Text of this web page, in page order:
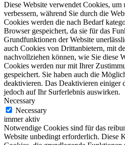
Diese Website verwendet Cookies, um
verbessern, während Sie durch die
Cookies werden die nach Bedarf
Browser gespeichert, da sie für das
Grundfunktionen der Website
auch Cookies von Drittanbietern, mit
nachvollziehen können, wie Sie diese
Cookies werden nur mit Ihrer
gespeichert. Sie haben auch die
deaktivieren. Das Deaktivieren einiger
jedoch auf Ihr Surferlebnis auswirken.
Necessary
Necessary
immer aktiv
Notwendige Cookies sind für das
Website unbedingt erforderlich. Diese